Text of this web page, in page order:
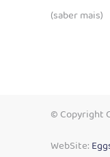
(saber mais)
© Copyright
WebSite: